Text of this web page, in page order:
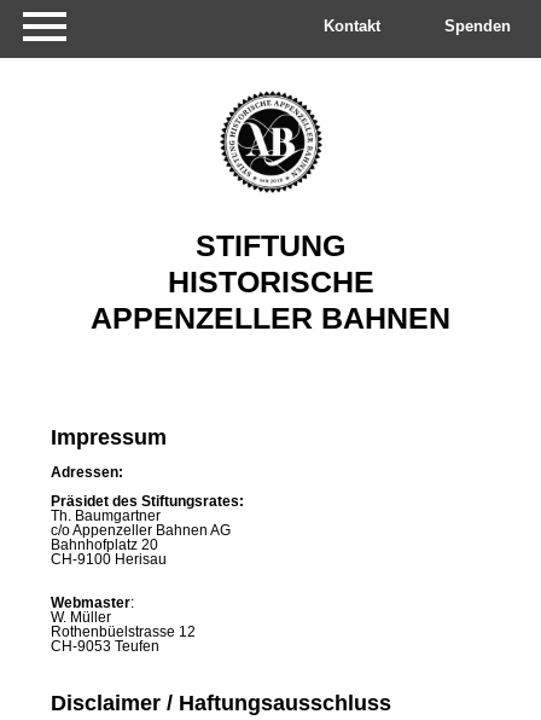
überspringen
Kontakt Spenden
STIFTUNG
HISTORISCHE
APPENZELLER BAHNEN
Impressum
Adressen:
Präsidet des Stiftungsrates:
Th. Baumgartner
c/o Appenzeller Bahnen AG
Bahnhofplatz 20
CH-9100 Herisau
Webmaster:
W. Müller
Rothenbüelstrasse 12
CH-9053 Teufen
Disclaimer / Haftungsausschluss